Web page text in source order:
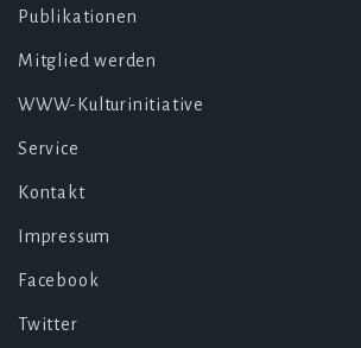
Publikationen
Mitglied werden
WWW-Kulturinitiative
Service
Kontakt
Impressum
Facebook
Twitter